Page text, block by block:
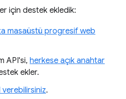
için destek ekledik:
masaüstü progresif web
API'si, herkese açık anahtar
ekler.
verebilirsiniz.